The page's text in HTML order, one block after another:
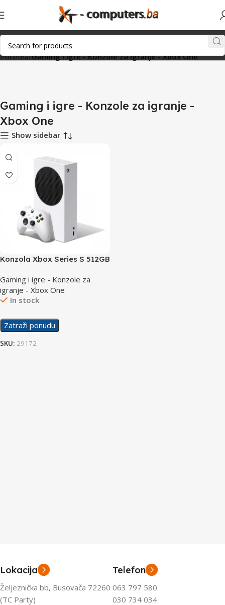
Početna Gaming i igre - Konzole za igranje - Xbox One
Gaming i igre - Konzole za igranje -
Xbox One
Show sidebar
Konzola Xbox Series S 512GB
Gaming i igre - Konzole za
igranje - Xbox One
In stock
Zatraži ponudu
SKU: 29172
Lokacija
Željeznička bb, Busovača 72260
(TC Party)
Telefon
063 797 580
030 734 034